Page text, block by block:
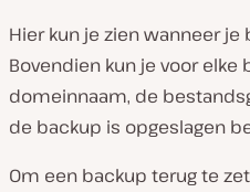
Hier kun je zien wanneer
Bovendien kun je voor
domeinnaam, de
de backup is opgeslagen
Om een backup terug te